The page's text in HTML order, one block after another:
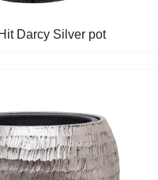
Darcy Silver pot